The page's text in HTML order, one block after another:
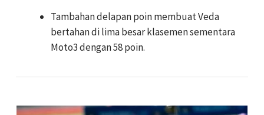
Tambahan delapan poin membuat Veda
bertahan di lima besar klasemen sementara
Moto3 dengan 58 poin.